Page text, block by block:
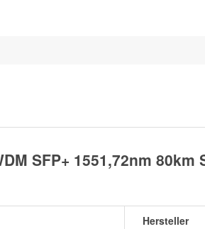
SFP+ 1551,72nm
Hersteller